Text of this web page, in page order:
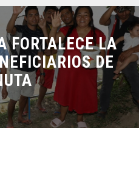
FORTALECE LA
DE